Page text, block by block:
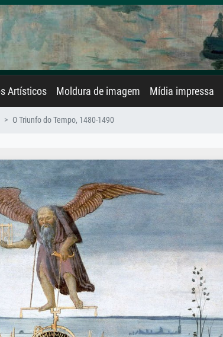
Artísticos Moldura de imagem Mídia impressa
O Triunfo do Tempo, 1480-1490